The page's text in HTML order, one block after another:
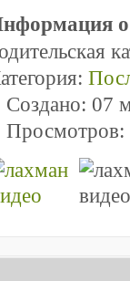
о
Создано: 07
Просмотров: